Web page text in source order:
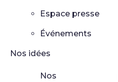
Espace presse
Événements
Nos idées
Nos